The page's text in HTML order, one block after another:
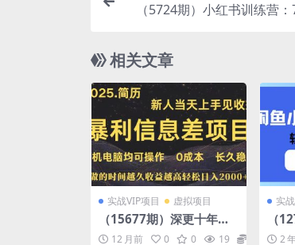
（5724期）小红书训练营
相关文章
实战VIP项目 虚拟项目
（15677期）深更十年简
历设计，长久稳定，单人
12 月前 0 0 19
实
（
成本
2